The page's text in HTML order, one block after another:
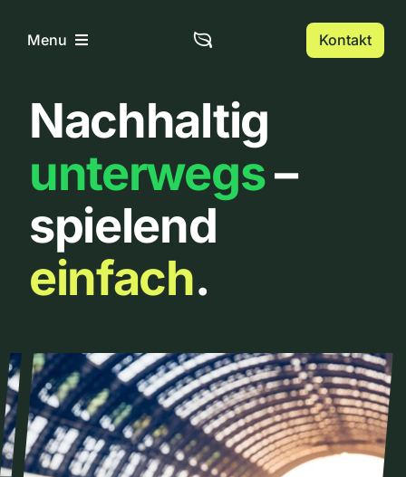
InhaltMenu
Home
Über uns
Urbanlist
Kontakt
Nachhaltig
unterwegs–
spielend
einfach.